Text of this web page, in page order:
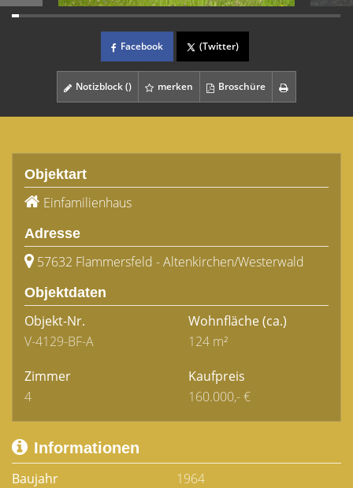
Facebook (Twitter)
Notizblock () merken Broschüre
Objektart
Einfamilienhaus
Adresse
57632 Flammersfeld - Altenkirchen/Westerwald
Objektdaten
Objekt-Nr.
V-4129-BF-A
Wohnfläche(ca.)
124 m²
Zimmer
4
Kaufpreis
160.000,- €
Informationen
Baujahr
1964